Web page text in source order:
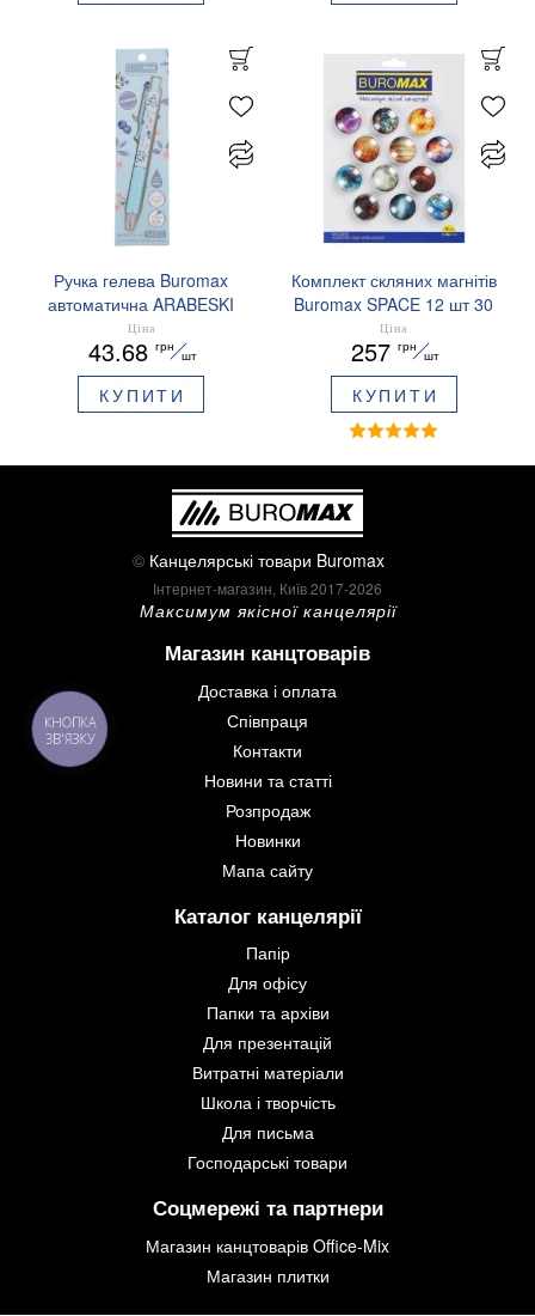
Ручка гелева Buromax
автоматична ARABESKI
0.5 мм ароматизований
грип синє чорнило в
блістері BM.8379-02
Ціна
43.68 грн
шт
КУПИТИ
Комплект скляних магнітів
Buromax SPACE 12 шт 30
мм BM.0048
Ціна
257 грн
шт
КУПИТИ
© Канцелярські товари Buromax
Інтернет-магазин, Київ 2017-2026
Максимум якісної канцелярії
Магазин канцтоварів
Доставка і оплата
Співпраця
Контакти
Новини та статті
Розпродаж
Новинки
Мапа сайту
Каталог канцелярії
Папір
Для офісу
Папки та архіви
Для презентацій
Витратні матеріали
Школа і творчість
Для письма
Господарські товари
Соцмережі та партнери
Магазин канцтоварів Office-Mix
Магазин плитки
КНОПКА
ЗВ'ЯЗКУ